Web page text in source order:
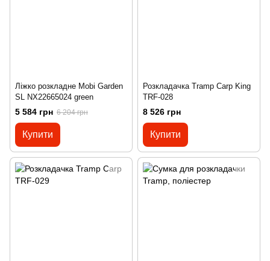
Ліжко розкладне Mobi Garden
SL NX22665024 green
5 584 грн 6 204 грн
Купити
Розкладачка Tramp Carp King
TRF-028
8 526 грн
Купити